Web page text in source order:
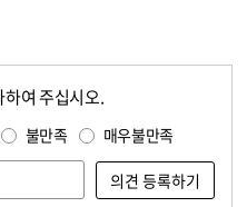
여 주십시오.
불만족 매우불만족